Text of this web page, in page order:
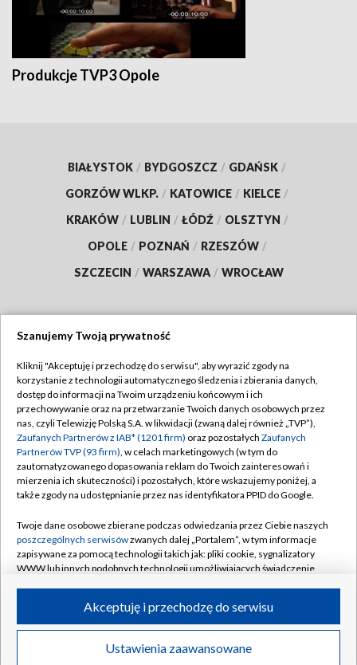
Produkcje TVP3 Opole
BIAŁYSTOK / BYDGOSZCZ / GDAŃSK /
GORZÓW WLKP. / KATOWICE / KIELCE /
KRAKÓW / LUBLIN / ŁÓDŹ / OLSZTYN /
OPOLE / POZNAŃ / RZESZÓW /
SZCZECIN / WARSZAWA / WROCŁAW
TVP
Abonament TVP
Emisja w TVP
Centrum informacji TVP
Naziemna Telewizja Cyfrowa
Rada Programowa
System NOS
Informacje o nadawcy
Program dla prasy
Regulamin TVP
Polityka prywatności
Moje zgody
Pomoc
Kontakt
Kanały
©2026 Telewizja Polska S.A. w likwidacji
Szanujemy Twoją prywatność
Kliknij "Akceptuję i przechodzę do serwisu", aby wyrazić zgody na
korzystanie z technologii automatycznego śledzenia i zbierania danych,
dostęp do informacji na Twoim urządzeniu końcowym i ich
przechowywanie oraz na przetwarzanie Twoich danych osobowych przez
nas, czyli Telewizję Polską S.A. w likwidacji (zwaną dalej również „TVP”),
Zaufanych Partnerów z IAB* (1201 firm) oraz pozostałych Zaufanych
Partnerów TVP (93 firm), w celach marketingowych (w tym do
zautomatyzowanego dopasowania reklam do Twoich zainteresowań i
mierzenia ich skuteczności) i pozostałych, które wskazujemy poniżej, a
także zgody na udostępnianie przez nas identyfikatora PPID do Google.
Twoje dane osobowe zbierane podczas odwiedzania przez Ciebie naszych
poszczególnych serwisówzwanych dalej „Portalem”, w tym informacje
zapisywane za pomocą technologii takich jak: pliki cookie, sygnalizatory
WWW lub innych podobnych technologii umożliwiających świadczenie
ruchu w Internecie.
Twoje dane osobowe zbierane podczas odwiedzania przez Ciebie
poszczególnych serwisówna Portalu, takie jak adresy IP, identyfikatory
Ustawienia zaawansowane
Akceptuję i przechodzę do serwisu